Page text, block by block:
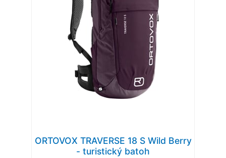
ORTOVOX TRAVERSE 18 S Wild Berry
- turistický batoh